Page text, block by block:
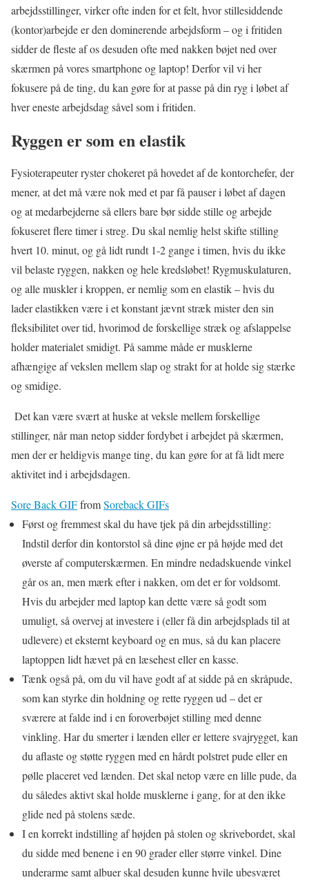
arbejdsstillinger, virker ofte inden for et felt, hvor stillesiddende
(kontor)arbejde er den dominerende arbejdsform – og i fritiden
sidder de fleste af os desuden ofte med nakken bøjet ned over
skærmen på vores smartphone og laptop! Derfor vil vi her
fokusere på de ting, du kan gøre for at passe på din ryg i løbet af
hver eneste arbejdsdag såvel som i fritiden.
Ryggen er som en elastik
Fysioterapeuter ryster chokeret på hovedet af de kontorchefer, der
mener, at det må være nok med et par få pauser i løbet af dagen
og at medarbejderne så ellers bare bør sidde stille og arbejde
fokuseret flere timer i streg. Du skal nemlig helst skifte stilling
hvert 10. minut, og gå lidt rundt 1-2 gange i timen, hvis du ikke
vil belaste ryggen, nakken og hele kredsløbet! Rygmuskulaturen,
og alle muskler i kroppen, er nemlig som en elastik – hvis du
lader elastikken være i et konstant jævnt stræk mister den sin
fleksibilitet over tid, hvorimod de forskellige stræk og afslappelse
holder materialet smidigt. På samme måde er musklerne
afhængige af vekslen mellem slap og strakt for at holde sig stærke
og smidige.
Det kan være svært at huske at veksle mellem forskellige
stillinger, når man netop sidder fordybet i arbejdet på skærmen,
men der er heldigvis mange ting, du kan gøre for at få lidt mere
aktivitet ind i arbejdsdagen.
Sore Back GIFfromSoreback GIFs
Først og fremmest skal du have tjek på din arbejdsstilling:
Indstil derfor din kontorstol så dine øjne er på højde med det
øverste af computerskærmen. En mindre nedadskuende vinkel
går os an, men mærk efter i nakken, om det er for voldsomt.
Hvis du arbejder med laptop kan dette være så godt som
umuligt, så overvej at investere i (eller få din arbejdsplads til at
udlevere) et eksternt keyboard og en mus, så du kan placere
laptoppen lidt hævet på en læsehest eller en kasse.
Tænk også på, om du vil have godt af at sidde på en skråpude,
som kan styrke din holdning og rette ryggen ud – det er
sværere at falde ind i en foroverbøjet stilling med denne
vinkling. Har du smerter i lænden eller er lettere svajrygget, kan
du aflaste og støtte ryggen med en hårdt polstret pude eller en
pølle placeret ved lænden. Det skal netop være en lille pude, da
du således aktivt skal holde musklerne i gang, for at den ikke
glide ned på stolens sæde.
I en korrekt indstilling af højden på stolen og skrivebordet, skal
du sidde med benene i en 90 grader eller større vinkel. Dine
underarme samt albuer skal desuden kunne hvile ubesværet